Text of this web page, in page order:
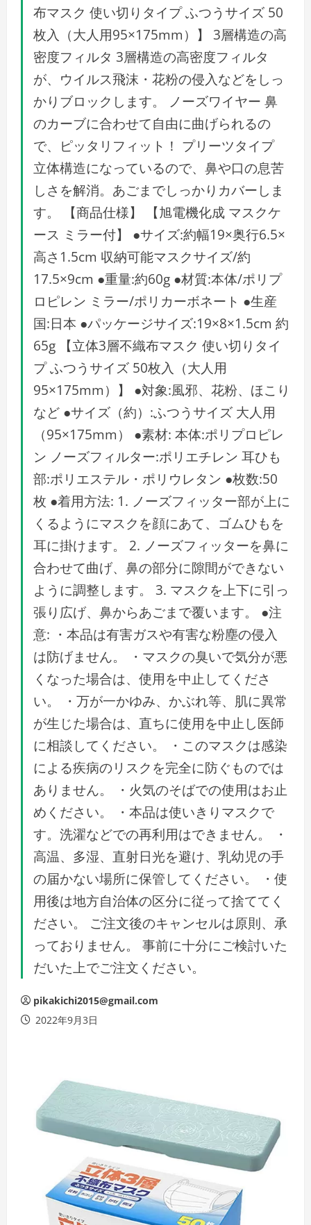
布マスク 使い切りタイプ ふつうサイズ 50
枚入（大人用95×175mm）】 3層構造の高
密度フィルタ 3層構造の高密度フィルタ
が、ウイルス飛沫・花粉の侵入などをしっ
かりブロックします。 ノーズワイヤー 鼻
のカーブに合わせて自由に曲げられるの
で、ピッタリフィット！ プリーツタイプ
立体構造になっているので、鼻や口の息苦
しさを解消。あごまでしっかりカバーしま
す。 【商品仕様】 【旭電機化成 マスクケ
ース ミラー付】 ●サイズ:約幅19×奥行6.5×
高さ1.5cm 収納可能マスクサイズ/約
17.5×9cm ●重量:約60g ●材質:本体/ポリプ
ロピレン ミラー/ポリカーボネート ●生産
国:日本 ●パッケージサイズ:19×8×1.5cm 約
65g 【立体3層不織布マスク 使い切りタイ
プ ふつうサイズ 50枚入（大人用
95×175mm）】 ●対象:風邪、花粉、ほこり
など ●サイズ（約）:ふつうサイズ 大人用
（95×175mm） ●素材: 本体:ポリプロピレ
ン ノーズフィルター:ポリエチレン 耳ひも
部:ポリエステル・ポリウレタン ●枚数:50
枚 ●着用方法: 1. ノーズフィッター部が上に
くるようにマスクを顔にあて、ゴムひもを
耳に掛けます。 2. ノーズフィッターを鼻に
合わせて曲げ、鼻の部分に隙間ができない
ように調整します。 3. マスクを上下に引っ
張り広げ、鼻からあごまで覆います。 ●注
意: ・本品は有害ガスや有害な粉塵の侵入
は防げません。 ・マスクの臭いで気分が悪
くなった場合は、使用を中止してくださ
い。 ・万が一かゆみ、かぶれ等、肌に異常
が生じた場合は、直ちに使用を中止し医師
に相談してください。 ・このマスクは感染
による疾病のリスクを完全に防ぐものでは
ありません。 ・火気のそばでの使用はお止
めください。 ・本品は使いきりマスクで
す。洗濯などでの再利用はできません。 ・
高温、多湿、直射日光を避け、乳幼児の手
の届かない場所に保管してください。 ・使
用後は地方自治体の区分に従って捨ててく
ださい。 ご注文後のキャンセルは原則、承
っておりません。 事前に十分にご検討いた
だいた上でご注文ください。
pikakichi2015@gmail.com
2022年9月3日